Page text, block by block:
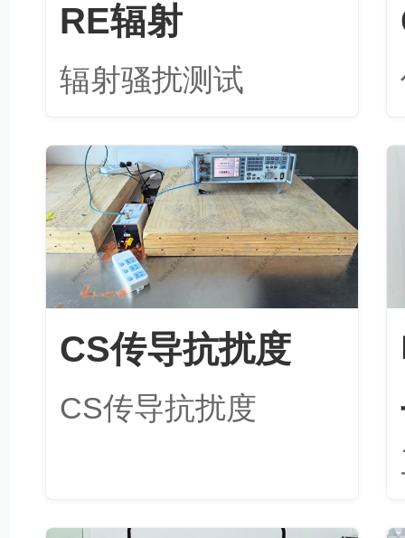
RE辐射
辐射骚扰测试
CS传导抗扰度
CS传导抗扰度